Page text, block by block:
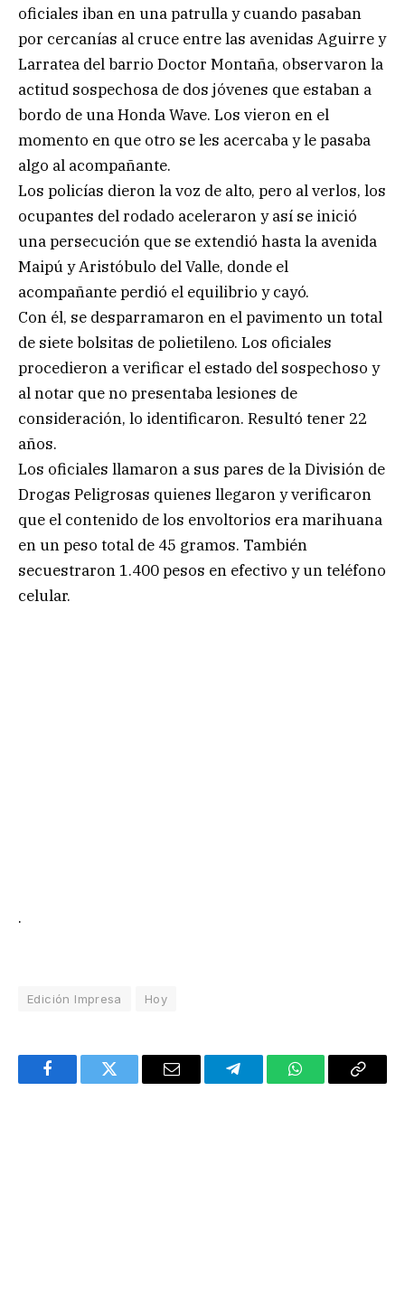
oficiales iban en una patrulla y cuando pasaban
por cercanías al cruce entre las avenidas Aguirre y
Larratea del barrio Doctor Montaña, observaron la
actitud sospechosa de dos jóvenes que estaban a
bordo de una Honda Wave. Los vieron en el
momento en que otro se les acercaba y le pasaba
algo al acompañante.
Los policías dieron la voz de alto, pero al verlos, los
ocupantes del rodado aceleraron y así se inició
una persecución que se extendió hasta la avenida
Maipú y Aristóbulo del Valle, donde el
acompañante perdió el equilibrio y cayó.
Con él, se desparramaron en el pavimento un total
de siete bolsitas de polietileno. Los oficiales
procedieron a verificar el estado del sospechoso y
al notar que no presentaba lesiones de
consideración, lo identificaron. Resultó tener 22
años.
Los oficiales llamaron a sus pares de la División de
Drogas Peligrosas quienes llegaron y verificaron
que el contenido de los envoltorios era marihuana
en un peso total de 45 gramos. También
secuestraron 1.400 pesos en efectivo y un teléfono
celular.
.
Edición Impresa Hoy
FacebookTwitter Email TelegramWhatsAppCopy